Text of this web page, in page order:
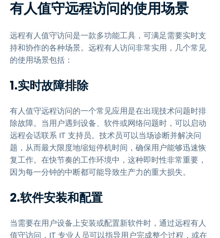
有人值守远程访问的使用场景
远程有人值守访问是一款多功能工具，可满足需要实时支
持和协作的各种场景。远程有人访问非常实用，几个常见
的使用场景包括：
1.实时故障排除
有人值守远程访问的一个常见应用是在出现技术问题时排
除故障。当用户遇到设备、软件或网络问题时，可以启动
远程会话联系 IT 支持员。技术员可以当场诊断并解决问
题，从而最大限度地缩短停机时间，确保用户能够迅速恢
复工作。在快节奏的工作环境中，这种即时性非常重要，
因为每一分钟的中断都可能导致生产力的重大损失。
2.软件安装和配置
当需要在用户设备上安装或配置新软件时，通过远程有人
值守访问，IT 专业人员可以指导用户完成整个过程，或在